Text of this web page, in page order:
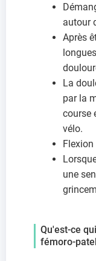
autour
Après
La
par la
course
vélo.
une
Qu'est-ce
fémoro-